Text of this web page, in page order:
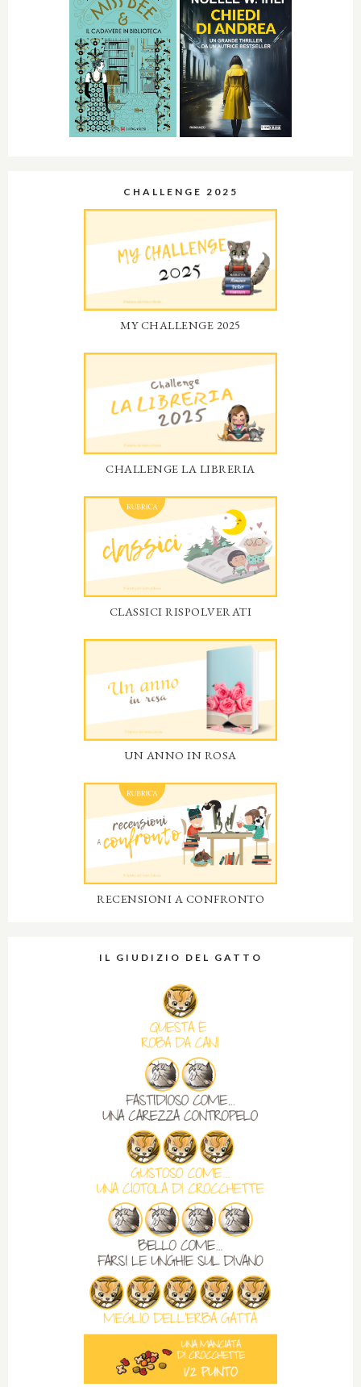
CHALLENGE 2025
MY CHALLENGE 2025
CHALLENGE LA LIBRERIA
CLASSICI RISPOLVERATI
UN ANNO IN ROSA
RECENSIONI A CONFRONTO
IL GIUDIZIO DEL GATTO